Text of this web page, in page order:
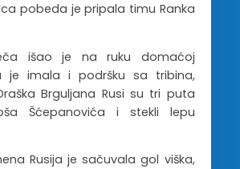
pobeda je pripala timu Ranka
išao je na ruku domaćoj
je imala i podršku sa tribina,
Brguljana Rusi su tri puta
Šćepanovića i stekli lepu
Rusija je sačuvala gol viška,